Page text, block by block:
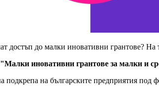
достъп до малки иновативни грантове?
иновативни грантове за малки и
подкрепа на българските предприятия